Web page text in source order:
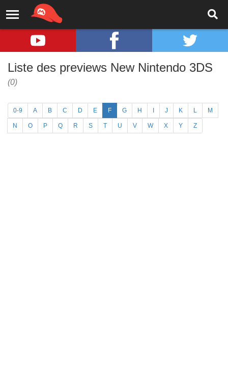
Liste des previews New Nintendo 3DS
(0)
0-9 A B C D E F G H J K L M
N O P Q R S T U V W X Y Z